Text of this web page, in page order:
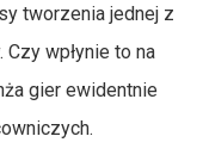
tworzenia jednej z
wpłynie to na
gier ewidentnie